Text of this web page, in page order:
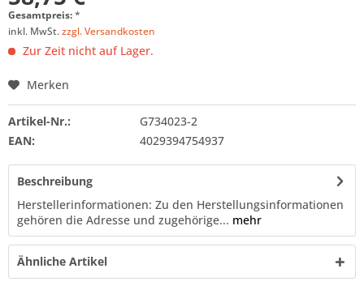
Gesamtpreis:*
inkl. MwSt.zzgl. Versandkosten
Zur Zeit nicht auf Lager.
Merken
Artikel-Nr.:
G734023-2
EAN:
4029394754937
Beschreibung
Herstellerinformationen: Zu den Herstellungsinformationen
gehören die Adresse und zugehörige... mehr
Ähnliche Artikel